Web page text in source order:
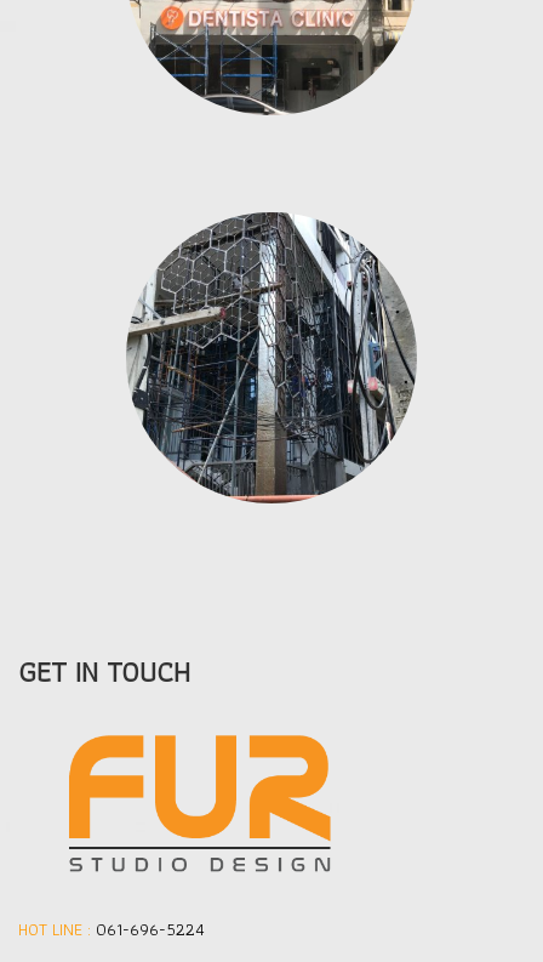
GET IN TOUCH
HOT LINE : 061-696-5224